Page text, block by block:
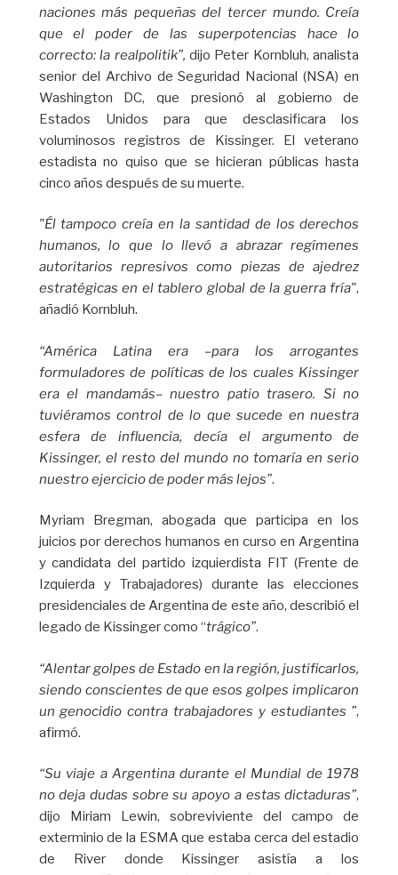
naciones más pequeñas del tercer mundo. Creía
que el poder de las superpotencias hace lo
correcto: la realpolitik”, dijo Peter Kornbluh, analista
senior del Archivo de Seguridad Nacional (NSA) en
Washington DC, que presionó al gobierno de
Estados Unidos para que desclasificara los
voluminosos registros de Kissinger. El veterano
estadista no quiso que se hicieran públicas hasta
cinco años después de su muerte.
"Él tampoco creía en la santidad de los derechos
humanos, lo que lo llevó a abrazar regímenes
autoritarios represivos como piezas de ajedrez
estratégicas en el tablero global de la guerra fría",
añadió Kornbluh.
“América Latina era –para los arrogantes
formuladores de políticas de los cuales Kissinger
era el mandamás– nuestro patio trasero. Si no
tuviéramos control de lo que sucede en nuestra
esfera de influencia, decía el argumento de
Kissinger, el resto del mundo no tomaría en serio
nuestro ejercicio de poder más lejos”.
Myriam Bregman, abogada que participa en los
juicios por derechos humanos en curso en Argentina
y candidata del partido izquierdista FIT (Frente de
Izquierda y Trabajadores) durante las elecciones
presidenciales de Argentina de este año, describió el
legado de Kissinger como “trágico”.
“Alentar golpes de Estado en la región, justificarlos,
siendo conscientes de que esos golpes implicaron
un genocidio contra trabajadores y estudiantes ”,
afirmó.
“Su viaje a Argentina durante el Mundial de 1978
no deja dudas sobre su apoyo a estas dictaduras”,
dijo Miriam Lewin, sobreviviente del campo de
exterminio de la ESMA que estaba cerca del estadio
de River donde Kissinger asistía a los